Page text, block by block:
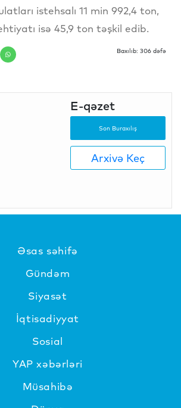
istehsalı 11 min 992,4 ton,
isə 45,9 ton təşkil edib.
Baxılıb: 306 dəfə
E-qəzet
Son Buraxılış
Arxivə Keç
Əsas səhifə
Gündəm
Siyasət
İqtisadiyyat
Sosial
YAP xəbərləri
Müsahibə